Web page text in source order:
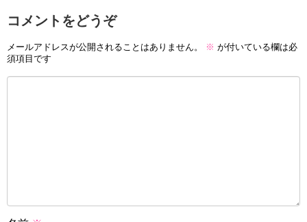
コメントをどうぞ
メールアドレスが公開されることはありません。 ※ が付いている欄は必
須項目です